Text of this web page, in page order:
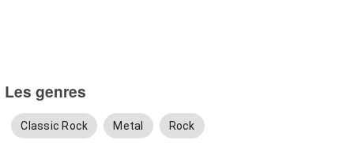
Les genres
Classic Rock Metal Rock